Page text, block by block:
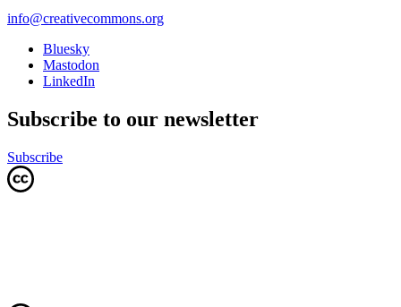
info@creativecommons.org
Bluesky
Mastodon
LinkedIn
Subscribe to our newsletter
Subscribe